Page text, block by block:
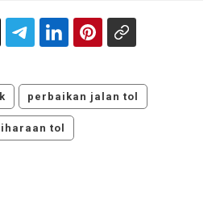
perbaikan jalan tol
tol